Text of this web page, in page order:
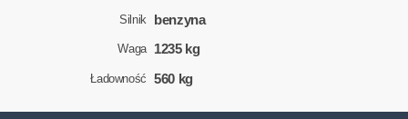
Silnik benzyna
Waga 1235 kg
Ładowność 560 kg